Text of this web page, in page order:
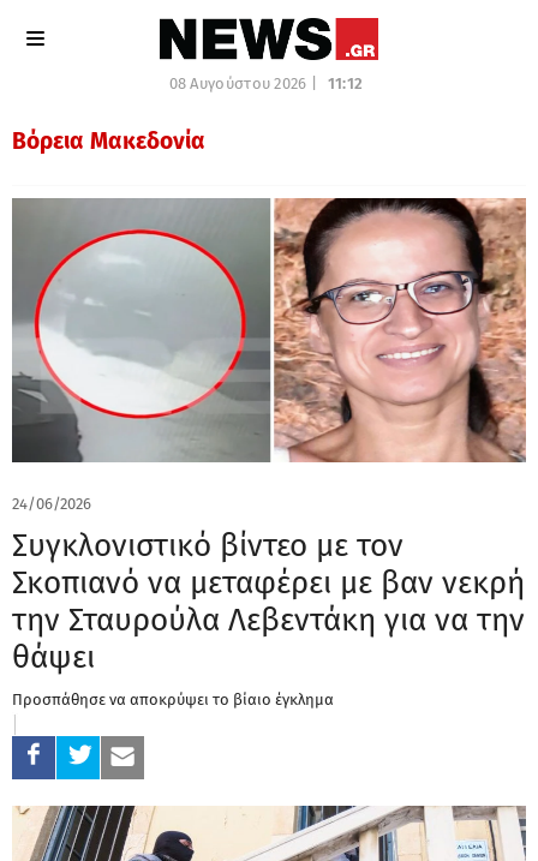
08 Αυγούστου 2026 | 11:12
Βόρεια Μακεδονία
24/06/2026
Συγκλονιστικό βίντεο με τον
Σκοπιανό να μεταφέρει με βαν νεκρή
την Σταυρούλα Λεβεντάκη για να την
θάψει
Προσπάθησε να αποκρύψει το βίαιο έγκλημα